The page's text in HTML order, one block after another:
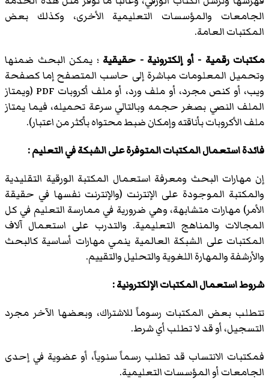
الجامعات والمؤسسات التعليمية الأخرى، وكذلك بعض
المكتبات العامة.
مكتبات رقمية - أو إلكترونية - حقيقية ؛ يمكن البحث ضمنها
وتحميل المعلومات مباشرة إلى حاسب المتصفح إما كصفحة
ويب، أو كنص مجرد، أو ملف ورد، أو ملف أكروبات PDF (ويمتاز
الملف النصي بصغر حجمه وبالتالي سرعة تحميله، فيما يمتاز
ملف الأكروبات بأناقته وإمكان ضبط محتواه بأكثر من اعتبار).
فائدة استعمال المكتبات المتوفرة على الشبكة في التعليم :
إن مهارات البحث ومعرفة استعمال المكتبة الورقية التقليدية
والمكتبة الموجودة على الإنترنت (والإنترنت نفسها في حقيقة
الأمر) مهارات متشابهة، وهي ضرورية في ممارسة التعليم في كل
المجالات والمناهج التعليمية. والتدرب على استعمال آلاف
المكتبات على الشبكة العالمية ينمي مهارات أساسية كالبحث
والأرشفة والمهارة اللغوية والتحليل والتقييم.
شروط استعمال المكتبات الإلكترونية :
تتطلب بعض المكتبات رسوماً للاشتراك، وبعضها الآخر مجرد
التسجيل، أو قد لا تطلب أي شرط.
فمكتبات الانتساب قد تطلب رسماً سنوياً، أو عضوية في إحدى
الجامعات أو المؤسسات التعليمية.